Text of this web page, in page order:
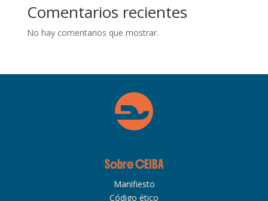
Comentarios recientes
No hay comentarios que mostrar.
Sobre CEIBA
Manifiesto
Código ético